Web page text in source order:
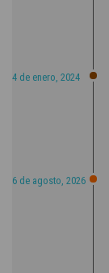
4 de enero, 2024
6 de agosto, 2026